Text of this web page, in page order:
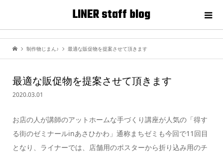
LINER staff blog
制作物じまん♪ 最適な販促物を提案させて頂きます
最適な販促物を提案させて頂きます
2020.03.01
お店の人が講師のアットホームな手づくり講座が人気の「得す
る街のゼミナールinあさひかわ」通称まちゼミも今回で11回目
となり、ライナーでは、店舗用のポスターから折り込み用のチ